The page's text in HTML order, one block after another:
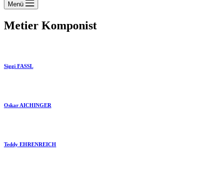
Menü
Metier Komponist
Siggi FASSL
Oskar AICHINGER
Teddy EHRENREICH